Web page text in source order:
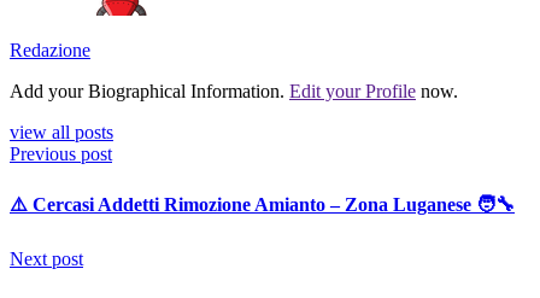
Redazione
Add your Biographical Information. Edit your Profile now.
view all posts
Previous post
⚠️ Cercasi Addetti Rimozione Amianto – Zona Luganese 🧑‍🔧
Next post